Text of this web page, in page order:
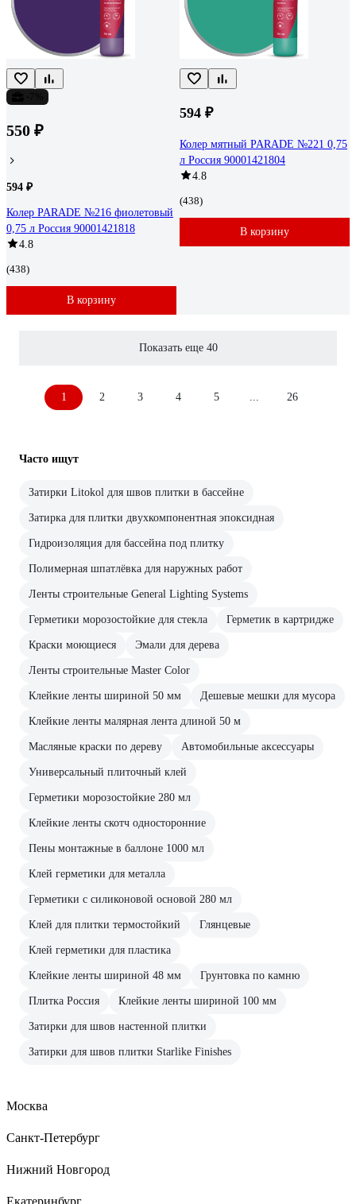
550 ₽
594 ₽
Колер PARADE №216 фиолетовый
0,75 л Россия 90001421818
4.8
(438)
В корзину
594 ₽
Колер мятный PARADE №221 0,75
л Россия 90001421804
4.8
(438)
В корзину
Показать еще 40
1 2 3 4 5 26
Часто ищут
Затирки Litokol для швов плитки в бассейне
Затирка для плитки двухкомпонентная эпоксидная
Гидроизоляция для бассейна под плитку
Полимерная шпатлёвка для наружных работ
Ленты строительные General Lighting Systems
Герметики морозостойкие для стекла Герметик в картридже
Краски моющиеся Эмали для дерева
Ленты строительные Master Color
Клейкие ленты шириной 50 мм Дешевые мешки для мусора
Клейкие ленты малярная лента длиной 50 м
Масляные краски по дереву Автомобильные аксессуары
Универсальный плиточный клей
Герметики морозостойкие 280 мл
Клейкие ленты скотч односторонние
Пены монтажные в баллоне 1000 мл
Клей герметики для металла
Герметики с силиконовой основой 280 мл
Клей для плитки термостойкий Глянцевые
Клей герметики для пластика
Клейкие ленты шириной 48 мм Грунтовка по камню
Плитка Россия Клейкие ленты шириной 100 мм
Затирки для швов настенной плитки
Затирки для швов плитки Starlike Finishes
Москва
Санкт-Петербург
Нижний Новгород
Екатеринбург